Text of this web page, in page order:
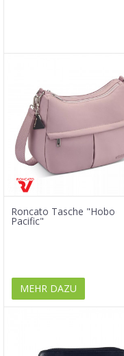
Roncato Tasche "Hobo
Pacific"
MEHR DAZU